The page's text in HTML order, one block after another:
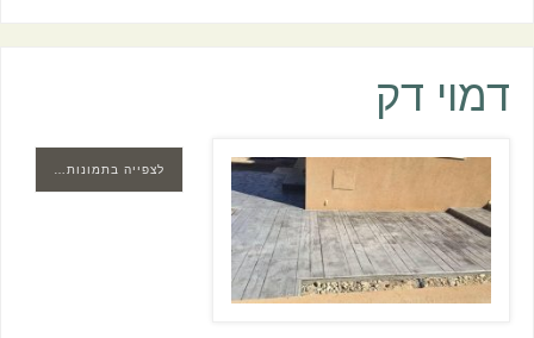
דמוי דק
לצפייה בתמונות…